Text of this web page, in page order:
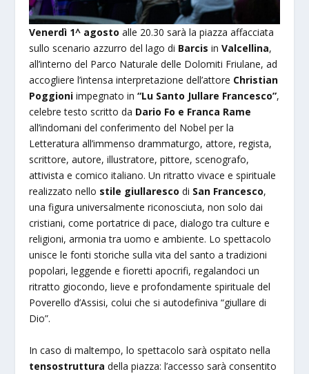
Venerdì 1^ agosto alle 20.30 sarà la piazza affacciata
sullo scenario azzurro del lago di Barcis inValcellina,
all’interno del Parco Naturale delle Dolomiti Friulane, ad
accogliere l’intensa interpretazione dell’attore Christian
Poggioni impegnato in“Lu Santo Jullare Francesco”,
celebre testo scritto da Dario Fo e Franca Rame
all’indomani del conferimento del Nobel per la
Letteratura all’immenso drammaturgo, attore, regista,
scrittore, autore, illustratore, pittore, scenografo,
attivista e comico italiano. Un ritratto vivace e spirituale
realizzato nello stile giullaresco di San Francesco,
una figura universalmente riconosciuta, non solo dai
cristiani, come portatrice di pace, dialogo tra culture e
religioni, armonia tra uomo e ambiente. Lo spettacolo
unisce le fonti storiche sulla vita del santo a tradizioni
popolari, leggende e fioretti apocrifi, regalandoci un
ritratto giocondo, lieve e profondamente spirituale del
Poverello d’Assisi, colui che si autodefiniva “giullare di
Dio”.
In caso di maltempo, lo spettacolo sarà ospitato nella
tensostruttura della piazza: l’accesso sarà consentito